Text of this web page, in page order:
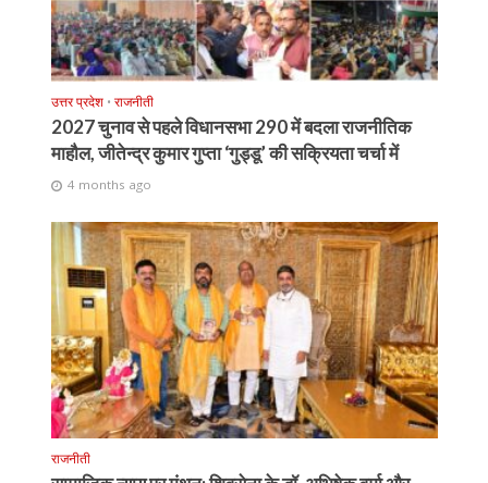
उत्तर प्रदेश • राजनीती
2027 चुनाव से पहले विधानसभा 290 में बदला राजनीतिक
माहौल, जीतेन्द्र कुमार गुप्ता ‘गुड्डू’ की सक्रियता चर्चा में
4 months ago
राजनीती